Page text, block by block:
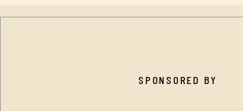
SPONSORED BY